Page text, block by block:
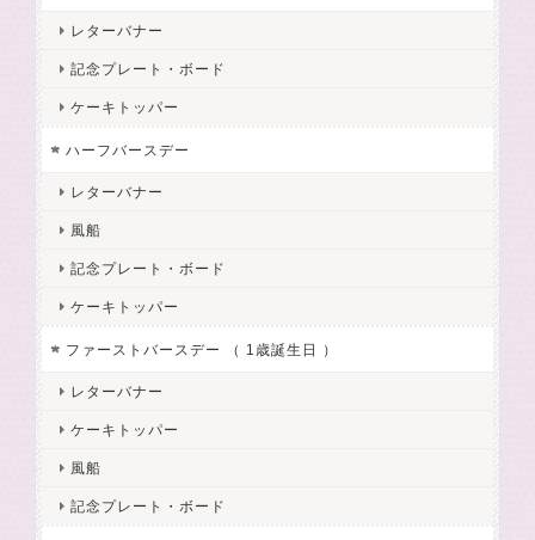
レターバナー
記念プレート・ボード
ケーキトッパー
ハーフバースデー
レターバナー
風船
記念プレート・ボード
ケーキトッパー
ファーストバースデー （ 1歳誕生日 ）
レターバナー
ケーキトッパー
風船
記念プレート・ボード